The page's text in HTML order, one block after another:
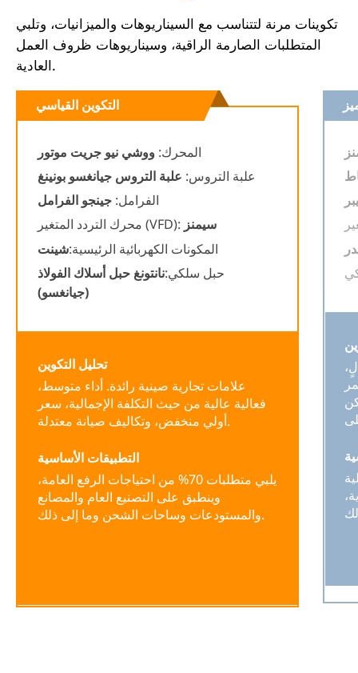
تكوينات مرنة لتتناسب مع السيناريوهات والميزانيات، وتلبي
المتطلبات الصارمة الراقية، وسيناريوهات ظروف العمل
العادية.
التكوين القياسي
المحرك: ووشي نيو جريت موتور
علبة التروس: علبة التروس جيانغسو بونينغ
الفرامل: جينجو الفرامل
محرك التردد المتغير (VFD): سيمنز
المكونات الكهربائية الرئيسية:شينت
حبل سلكي:نانتونغ حبل أسلاك الفولاذ
(جيانغسو)
تحليل التكوين
علامات تجارية صينية رائدة. أداء متوسط،
فعالية عالية من حيث التكلفة الإجمالية، سعر
أولي منخفض، وتكاليف صيانة معتدلة.
التطبيقات الأساسية
يلبي متطلبات 70% من احتياجات الرفع العامة،
وينطبق على التصنيع العام والمصانع
والمستودعات وساحات الشحن وما إلى ذلك.